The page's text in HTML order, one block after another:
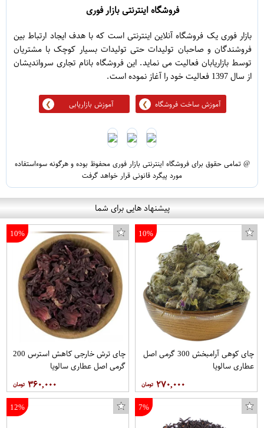
فروشگاه اینترنتی بازار فوری
بازار فوری یک فروشگاه آنلاین اینترنتی است که با هدف ایجاد ارتباط بین
فروشندگان و صاحبان تولیدات حتی تولیدات بسیار کوچک با مشتریان
توسط بازاریابان فعالیت می نماید. این فروشگاه بانام تجاری سرواندیشان
از سال 1397 فعالیت خود را آغاز نموده است.
آموزش ساخت فروشگاه آموزش بازاریابی
@ تمامی حقوق برای فروشگاه اینترنتی بازار فوری محفوظ بوده و هرگونه سوءاستفاده
مورد پیگرد قانونی قرار خواهد گرفت
پیشنهاد هایی برای شما
10%
چای کوهی آرامبخش 300 گرمی اصل
عطاری سالویا
۲۷۰,۰۰۰
10%
چای ترش خارجی کاهش استرس 200
گرمی اصل عطاری سالویا
۳۶۰,۰۰۰
7%
12%